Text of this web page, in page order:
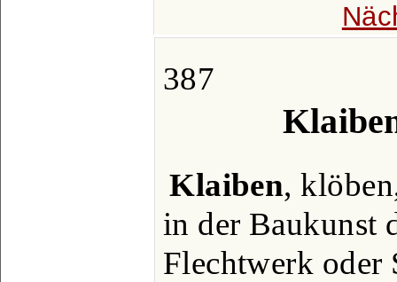
387
Klaiben,
in der Baukunst
Flechtwerk oder